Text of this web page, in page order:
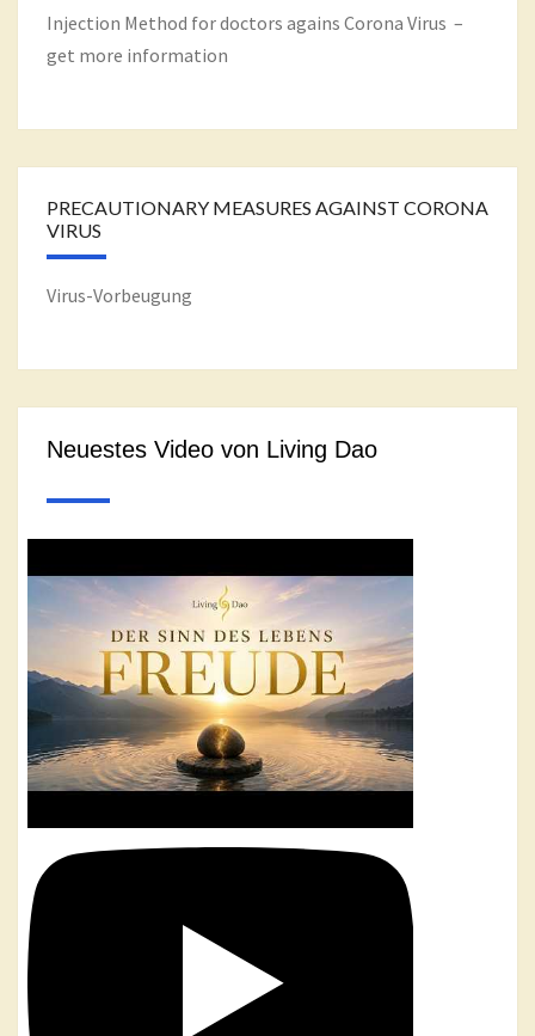
Injection Method for doctors agains Corona Virus –
get more information
PRECAUTIONARY MEASURES AGAINST CORONA
VIRUS
Virus-Vorbeugung
Neuestes Video von Living Dao